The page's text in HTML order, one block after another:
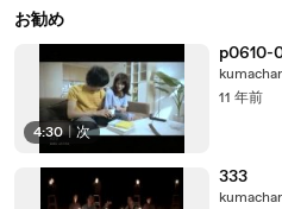
お勧め
4:30 | 次
p0610-
11 年前
333